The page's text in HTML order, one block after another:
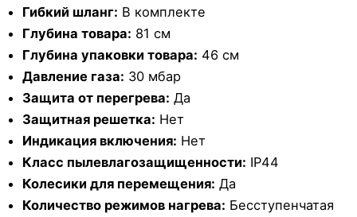
Гибкий шланг: В комплекте
Глубина товара: 81 см
Глубина упаковки товара: 46 см
Давление газа: 30 мбар
Защита от перегрева: Да
Защитная решетка: Нет
Индикация включения: Нет
Класс пылевлагозащищенности: IP44
Колесики для перемещения: Да
Количество режимов нагрева: Бесступенчатая